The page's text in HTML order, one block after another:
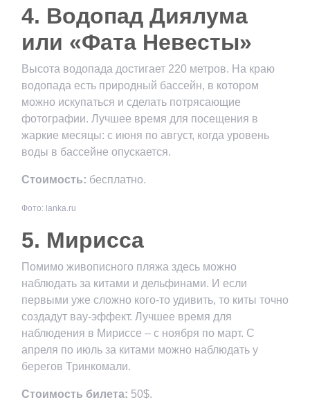
4. Водопад Диялума
или «Фата Невесты»
Высота водопада достигает 220 метров. На краю
водопада есть природный бассейн, в котором
можно искупаться и сделать потрясающие
фотографии. Лучшее время для посещения в
жаркие месяцы: с июня по август, когда уровень
воды в бассейне опускается.
Стоимость: бесплатно.
Фото: lanka.ru
5. Мирисса
Помимо живописного пляжа здесь можно
наблюдать за китами и дельфинами. И если
первыми уже сложно кого-то удивить, то киты точно
создадут вау-эффект. Лучшее время для
наблюдения в Мириссе – с ноября по март. С
апреля по июль за китами можно наблюдать у
берегов Тринкомали.
Стоимость билета: 50$.